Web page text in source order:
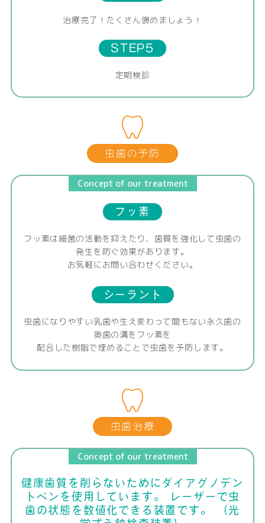
治療完了！たくさん褒めましょう！
STEP5
定期検診
虫歯の予防
Concept of our treatment
フッ素
フッ素は細菌の活動を抑えたり、歯質を強化して虫歯の
発生を防ぐ効果があります。
お気軽にお問い合わせください。
シーラント
虫歯になりやすい乳歯や生え変わって間もない永久歯の
奥歯の溝をフッ素を
配合した樹脂で埋めることで虫歯を予防します。
虫歯治療
Concept of our treatment
健康歯質を削らないためにダイアグノデン
トペンを使用しています。
レーザーで虫
歯の状態を数値化できる装置です。
（光